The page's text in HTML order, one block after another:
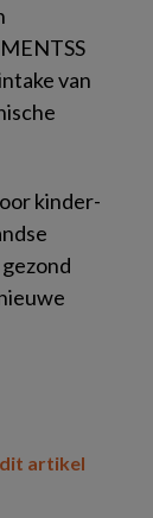
van
kinder-
artikel